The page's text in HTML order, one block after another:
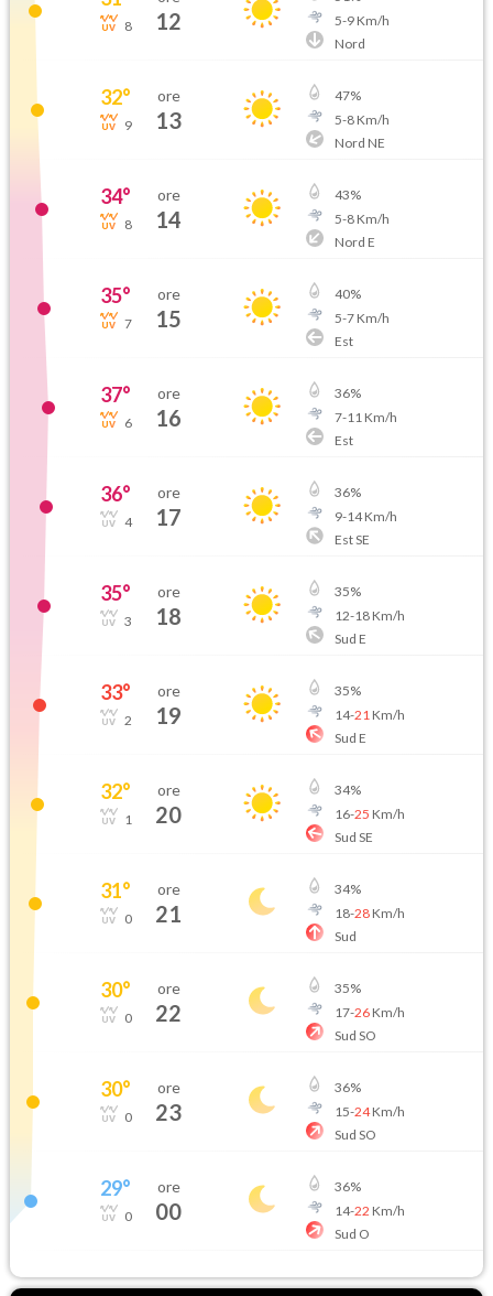
8 12
5-9Km/h
Nord
32°
9
ore
13
47%
5-8Km/h
Nord NE
34°
8
ore
14
43%
5-8Km/h
Nord E
35°
7
ore
15
40%
5-7Km/h
Est
37°
6
ore
16
36%
7-11 Km/h
Est
36°
4
ore
17
36%
9-14Km/h
Est SE
35°
3
ore
18
35%
12-18Km/h
Sud E
33°
2
ore
19
35%
14-21 Km/h
Sud E
32°
1
ore
20
34%
16-25 Km/h
Sud SE
31°
0
ore
21
34%
18-28Km/h
Sud
30°
0
ore
22
35%
17-26Km/h
Sud SO
30°
0
ore
23
36%
15-24Km/h
Sud SO
29°
0
ore
00
36%
14-22 Km/h
Sud O